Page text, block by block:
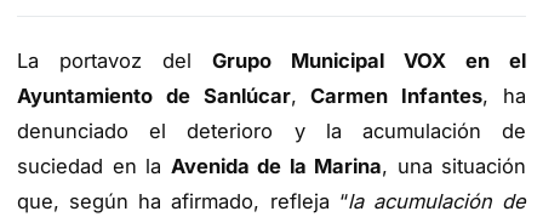
La portavoz del Grupo Municipal VOX en el
Ayuntamiento de Sanlúcar,Carmen Infantes, ha
denunciado el deterioro y la acumulación de
suciedad en la Avenida de la Marina, una situación
que, según ha afirmado, refleja “la acumulación de